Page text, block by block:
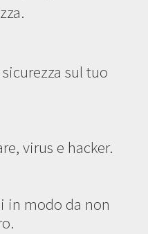
sul tuo
virus e hacker.
in modo da non